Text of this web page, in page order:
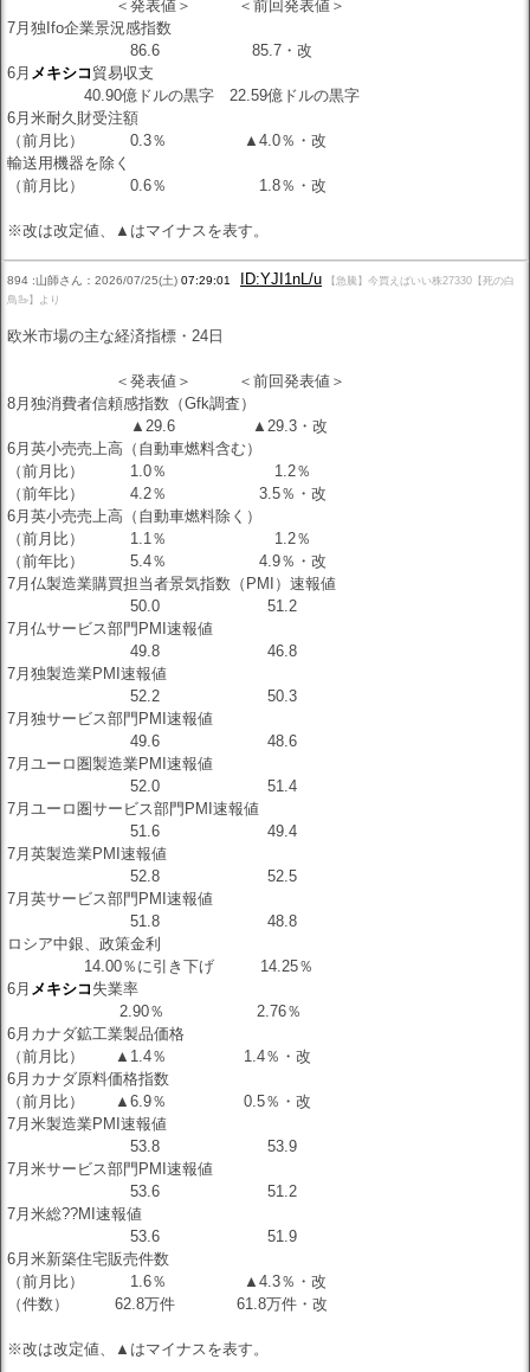
＜発表値＞ ＜前回発表値＞
7月独Ifo企業景況感指数
86.6 85.7・改
6月 メキシコ 貿易収支
40.90億ドルの黒字 22.59億ドルの黒字
6月米耐久財受注額
（前月比） 0.3％ ▲4.0％・改
輸送用機器を除く
（前月比） 0.6％ 1.8％・改
※改は改定値、▲はマイナスを表す。
894 :山師さん：2026/07/25(土) 07:29:01 ID:YJI1nL/u
【急騰】今買えばいい株27330【死の白
鳥🦢】より
欧米市場の主な経済指標・24日
＜発表値＞ ＜前回発表値＞
8月独消費者信頼感指数（Gfk調査）
▲29.6 ▲29.3・改
6月英小売売上高（自動車燃料含む）
（前月比） 1.0％ 1.2％
（前年比） 4.2％ 3.5％・改
6月英小売売上高（自動車燃料除く）
（前月比） 1.1％ 1.2％
（前年比） 5.4％ 4.9％・改
7月仏製造業購買担当者景気指数（PMI）速報値
50.0 51.2
7月仏サービス部門PMI速報値
49.8 46.8
7月独製造業PMI速報値
52.2 50.3
7月独サービス部門PMI速報値
49.6 48.6
7月ユーロ圏製造業PMI速報値
52.0 51.4
7月ユーロ圏サービス部門PMI速報値
51.6 49.4
7月英製造業PMI速報値
52.8 52.5
7月英サービス部門PMI速報値
51.8 48.8
ロシア中銀、政策金利
14.00％に引き下げ 14.25％
6月 メキシコ 失業率
2.90％ 2.76％
6月カナダ鉱工業製品価格
（前月比） ▲1.4％ 1.4％・改
6月カナダ原料価格指数
（前月比） ▲6.9％ 0.5％・改
7月米製造業PMI速報値
53.8 53.9
7月米サービス部門PMI速報値
53.6 51.2
7月米総??MI速報値
53.6 51.9
6月米新築住宅販売件数
（前月比） 1.6％ ▲4.3％・改
（件数） 62.8万件 61.8万件・改
※改は改定値、▲はマイナスを表す。